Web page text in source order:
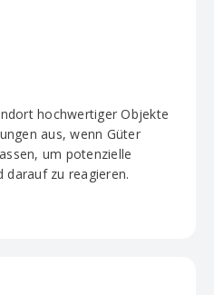
hochwertiger Objekte
aus, wenn Güter
um potenzielle
darauf zu reagieren.